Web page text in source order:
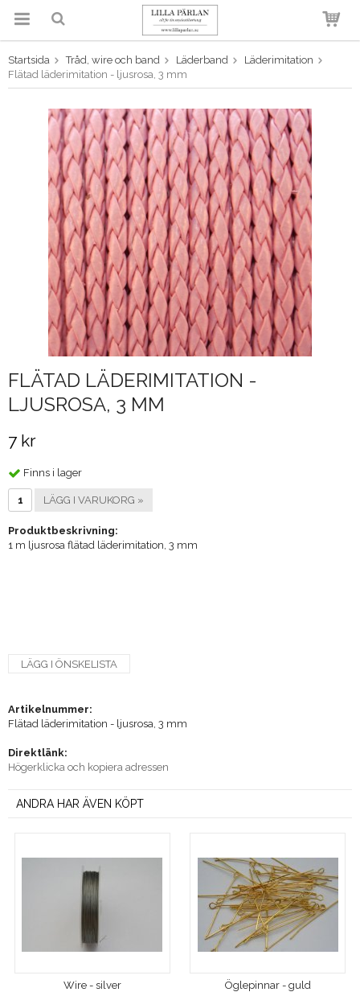
Produkten har blivit tillagd i
varukorgen
Startsida Tråd, wire och band Läderband
Läderimitation
Flätad läderimitation - ljusrosa, 3 mm
FLÄTAD LÄDERIMITATION -
LJUSROSA, 3 MM
7 kr
Finns i lager
LÄGG I VARUKORG »
Produktbeskrivning:
1 m ljusrosa flätad läderimitation, 3 mm
LÄGG I ÖNSKELISTA
Artikelnummer:
Flätad läderimitation - ljusrosa, 3 mm
Direktlänk:
Högerklicka och kopiera adressen
ANDRA HAR ÄVEN KÖPT
Wire - silver Öglepinnar - guld